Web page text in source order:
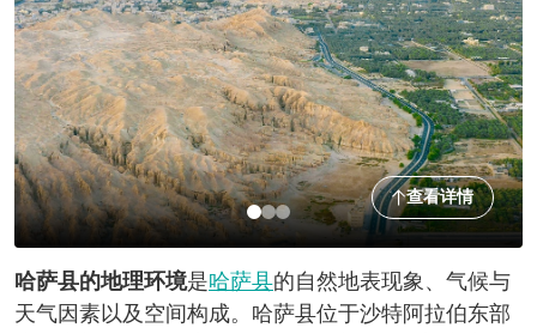
查看详情
哈萨县的地理环境是哈萨县的自然地表现象、气候与
天气因素以及空间构成。哈萨县位于沙特阿拉伯东部